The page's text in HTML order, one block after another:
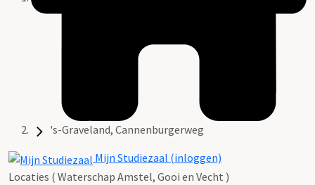
's-Graveland, Cannenburgerweg
Mijn Studiezaal (inloggen)
Locaties ( Waterschap Amstel, Gooi en Vecht )